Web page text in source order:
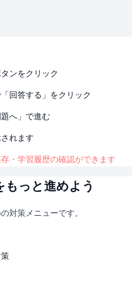
ンをクリック
回答する」をクリック
へ」で進む
れます
・学習履歴の確認ができます
もっと進めよう
対策メニューです。